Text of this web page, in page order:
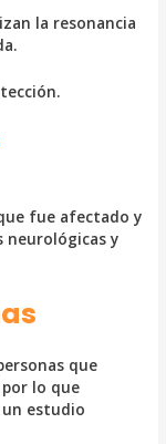
la resonancia
fue afectado y
neurológicas y
que
lo que
estudio